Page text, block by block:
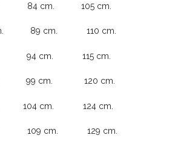
84 cm. 105 cm.
89 cm. 110 cm.
94 cm. 115 cm.
99 cm. 120 cm.
104 cm. 124 cm.
109 cm. 129 cm.